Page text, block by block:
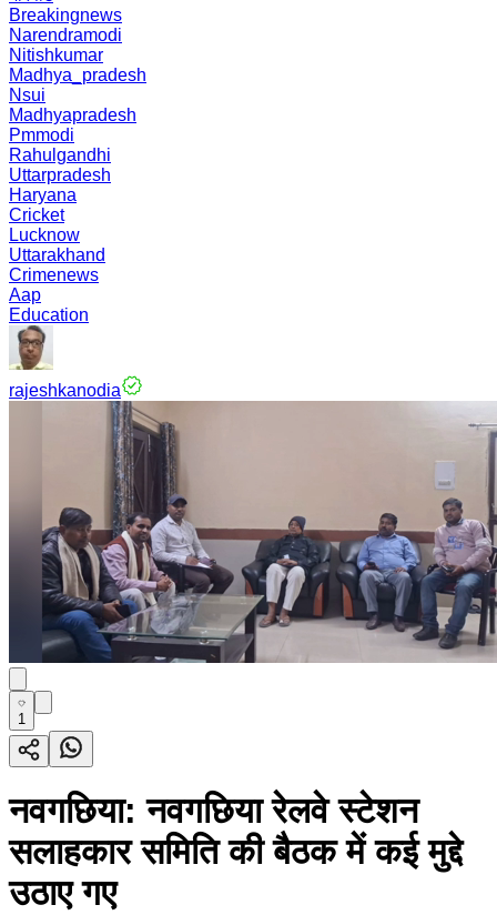
Breakingnews
Narendramodi
Nitishkumar
Madhya_pradesh
Nsui
Madhyapradesh
Pmmodi
Rahulgandhi
Uttarpradesh
Haryana
Cricket
Lucknow
Uttarakhand
Crimenews
Aap
Education
rajeshkanodia
1
नवगछिया: नवगछिया रेलवे स्टेशन
सलाहकार समिति की बैठक में कई मुद्दे
उठाए गए